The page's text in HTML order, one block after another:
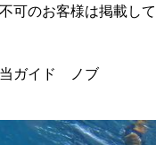
可のお客様は掲載して
当ガイド ノブ